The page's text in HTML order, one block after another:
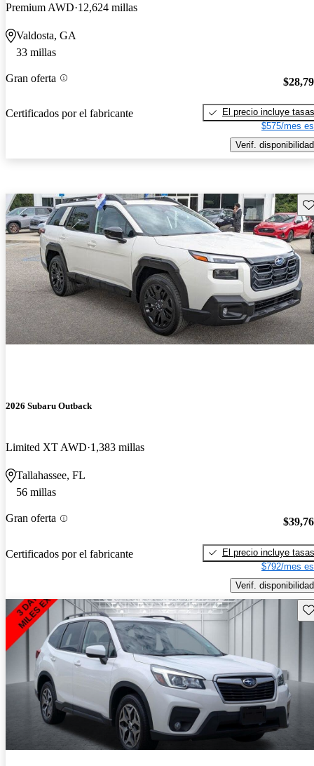
Premium AWD 12,624 millas
Valdosta, GA
33 millas
Gran oferta
Certificados por el fabricante
El precio incluye tasas
$575/mes
Verif. disponibilidad
2026 Subaru Outback
Limited XT AWD 1,383 millas
Tallahassee, FL
56 millas
Gran oferta
Certificados por el fabricante
El precio incluye tasas
$792/mes
Verif. disponibilidad